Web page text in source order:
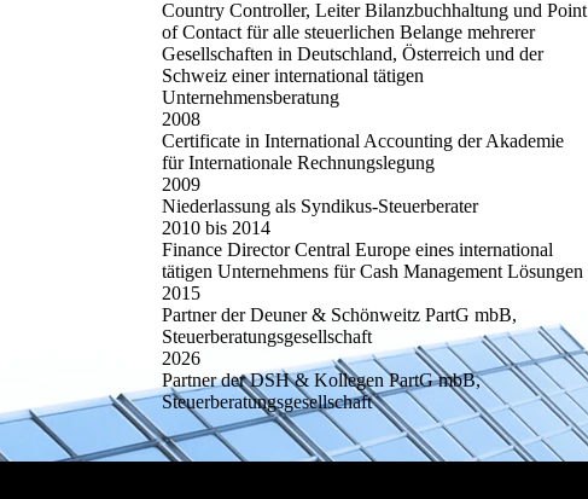
Country Controller, Leiter Bilanzbuchhaltung und Point
of Contact für alle steuerlichen Belange mehrerer
Gesellschaften in Deutschland, Österreich und der
Schweiz einer international tätigen
Unternehmensberatung
2008
Certificate in International Accounting der Akademie
für Internationale Rechnungslegung
2009
Niederlassung als Syndikus-Steuerberater
2010 bis 2014
Finance Director Central Europe eines international
tätigen Unternehmens für Cash Management Lösungen
2015
Partner der Deuner & Schönweitz PartG mbB,
Steuerberatungsgesellschaft
2026
Partner der DSH & Kollegen PartG mbB,
Steuerberatungsgesellschaft